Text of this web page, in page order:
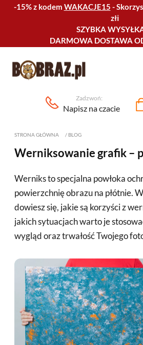
-15% z kodem WAKACJE15 -
złℹ️
SZYBKA
DARMOWA DOSTAWA
Zadzwoń:
Napisz na czacie
STRONA GŁÓWNA / BLOG
Werniksowanie grafik –
Werniks to specjalna powłoka
powierzchnię obrazu na płótnie.
dowiesz się, jakie są korzyści z
jakich sytuacjach warto je
wygląd oraz trwałość Twojego